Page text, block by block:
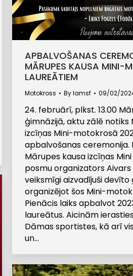
APBALVOŠANAS
MĀRUPES KAUSA MINI-
LAUREĀTIEM
Motokross Bylamsf 09/02/
24. februārī, plkst. 13.00
ģimnāzijā, aktu zālē notiks
izcīņas Mini-motokrosā
apbalvošanas ceremonija.
Mārupes kausa izcīņas
posmu organizators Aivars
veiksmīgi aizvadījuši devīto
organizējot šos Mini-
Pienācis laiks apbalvot
laureātus. Aicinām
Dāmas sportistes, kā arī
un…